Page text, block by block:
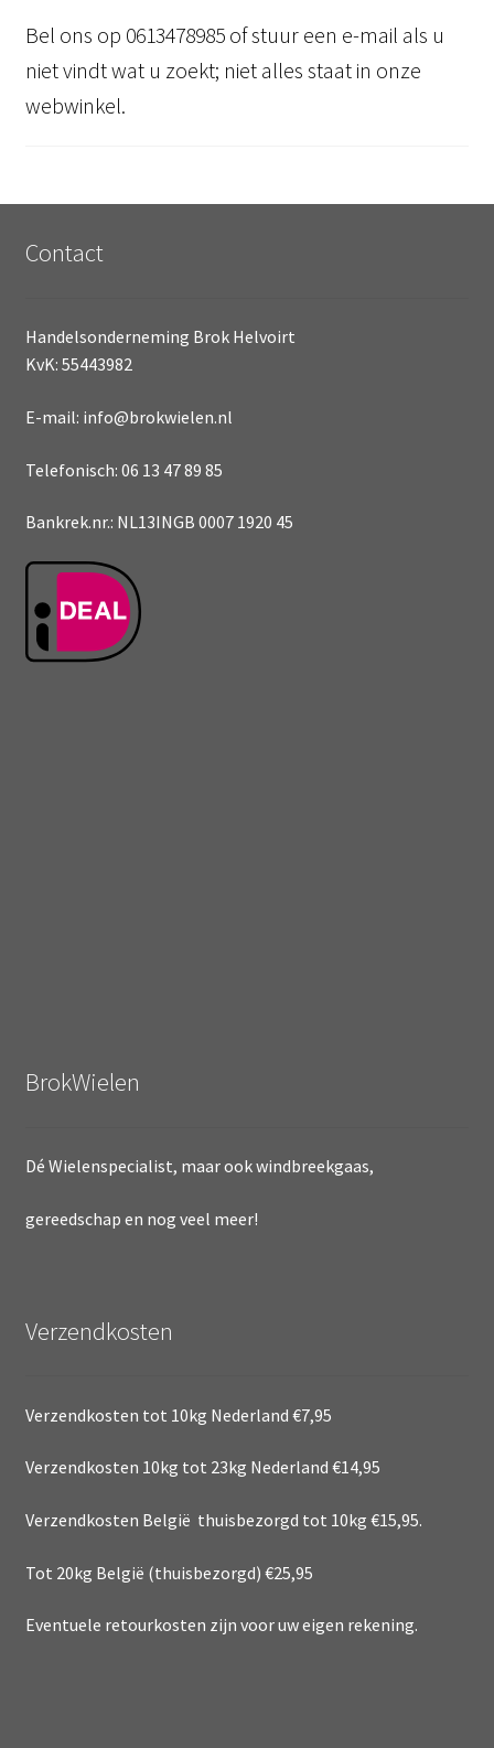
Bel ons op 0613478985 of stuur een e-mail als u
niet vindt wat u zoekt; niet alles staat in onze
webwinkel.
Contact
Handelsonderneming Brok Helvoirt
KvK: 55443982
E-mail: info@brokwielen.nl
Telefonisch: 06 13 47 89 85
Bankrek.nr.: NL13INGB 0007 1920 45
BrokWielen
Dé Wielenspecialist, maar ook windbreekgaas,
gereedschap en nog veel meer!
Verzendkosten
Verzendkosten tot 10kg Nederland €7,95
Verzendkosten 10kg tot 23kg Nederland €14,95
Verzendkosten België thuisbezorgd tot 10kg €15,95.
Tot 20kg België (thuisbezorgd) €25,95
Eventuele retourkosten zijn voor uw eigen rekening.